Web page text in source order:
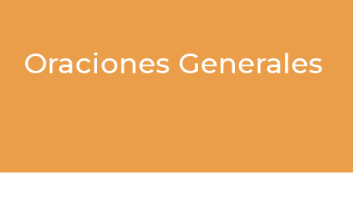
Oraciones Generales